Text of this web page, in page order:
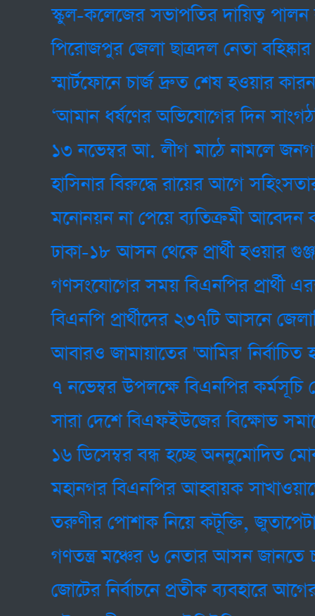
স্কুল-কলেজের সভাপতির দায়িত্ব পালন
পিরোজপুর জেলা ছাত্রদল নেতা বহিষ্কার
স্মার্টফোনে চার্জ দ্রুত শেষ হওয়ার কারন
‘আমান ধর্ষণের অভিযোগের দিন সাংগঠনিক
১৩ নভেম্বর আ. লীগ মাঠে নামলে জনগণ
হাসিনার বিরুদ্ধে রায়ের আগে সহিংসতার
মনোনয়ন না পেয়ে ব্যতিক্রমী আবেদন
ঢাকা-১৮ আসন থেকে প্রার্থী হওয়ার গুঞ্জন
গণসংযোগের সময় বিএনপির প্রার্থী এরশাদ
বিএনপি প্রার্থীদের ২৩৭টি আসনে
আবারও জামায়াতের 'আমির' নির্বাচিত
৭ নভেম্বর উপলক্ষে বিএনপির কর্মসূচি
সারা দেশে বিএফইউজের বিক্ষোভ
১৬ ডিসেম্বর বন্ধ হচ্ছে অননুমোদিত
মহানগর বিএনপির আহ্বায়ক সাখাওয়াতের
তরুণীর পোশাক নিয়ে কটূক্তি, জুতাপেটা
গণতন্ত্র মঞ্চের ৬ নেতার আসন জানতে
জোটের নির্বাচনে প্রতীক ব্যবহারে আগের